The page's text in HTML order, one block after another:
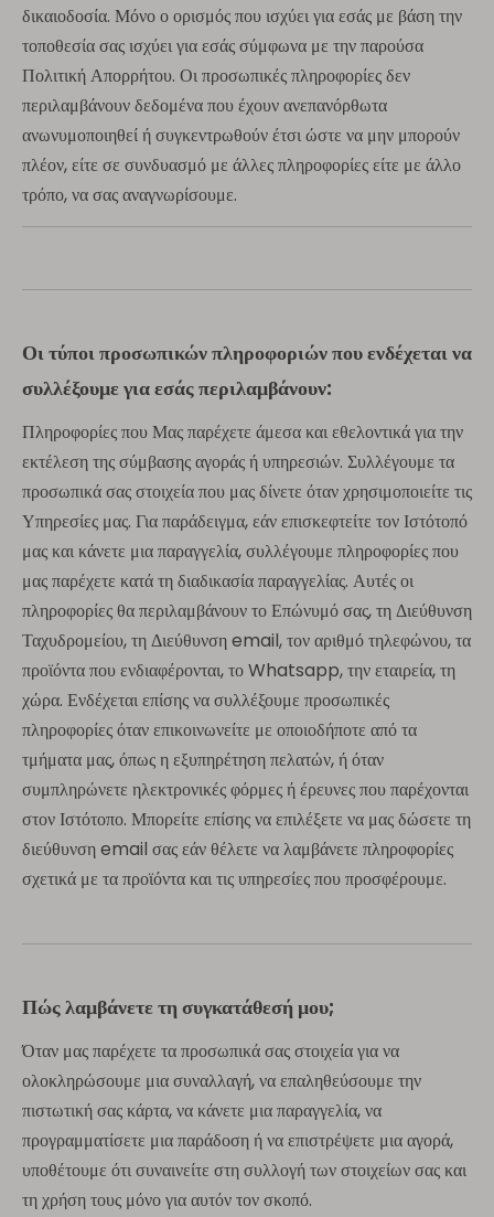
δικαιοδοσία. Μόνο ο ορισμός που ισχύει για εσάς με βάση την
τοποθεσία σας ισχύει για εσάς σύμφωνα με την παρούσα
Πολιτική Απορρήτου. Οι προσωπικές πληροφορίες δεν
περιλαμβάνουν δεδομένα που έχουν ανεπανόρθωτα
ανωνυμοποιηθεί ή συγκεντρωθούν έτσι ώστε να μην μπορούν
πλέον, είτε σε συνδυασμό με άλλες πληροφορίες είτε με άλλο
τρόπο, να σας αναγνωρίσουμε.
Οι τύποι προσωπικών πληροφοριών που ενδέχεται να
συλλέξουμε για εσάς περιλαμβάνουν:
Πληροφορίες που Μας παρέχετε άμεσα και εθελοντικά για την
εκτέλεση της σύμβασης αγοράς ή υπηρεσιών. Συλλέγουμε τα
προσωπικά σας στοιχεία που μας δίνετε όταν χρησιμοποιείτε τις
Υπηρεσίες μας. Για παράδειγμα, εάν επισκεφτείτε τον Ιστότοπό
μας και κάνετε μια παραγγελία, συλλέγουμε πληροφορίες που
μας παρέχετε κατά τη διαδικασία παραγγελίας. Αυτές οι
πληροφορίες θα περιλαμβάνουν το Επώνυμό σας, τη Διεύθυνση
Ταχυδρομείου, τη Διεύθυνση email, τον αριθμό τηλεφώνου, τα
προϊόντα που ενδιαφέρονται, το Whatsapp, την εταιρεία, τη
χώρα. Ενδέχεται επίσης να συλλέξουμε προσωπικές
πληροφορίες όταν επικοινωνείτε με οποιοδήποτε από τα
τμήματα μας, όπως η εξυπηρέτηση πελατών, ή όταν
συμπληρώνετε ηλεκτρονικές φόρμες ή έρευνες που παρέχονται
στον Ιστότοπο. Μπορείτε επίσης να επιλέξετε να μας δώσετε τη
διεύθυνση email σας εάν θέλετε να λαμβάνετε πληροφορίες
σχετικά με τα προϊόντα και τις υπηρεσίες που προσφέρουμε.
Πώς λαμβάνετε τη συγκατάθεσή μου;
Όταν μας παρέχετε τα προσωπικά σας στοιχεία για να
ολοκληρώσουμε μια συναλλαγή, να επαληθεύσουμε την
πιστωτική σας κάρτα, να κάνετε μια παραγγελία, να
προγραμματίσετε μια παράδοση ή να επιστρέψετε μια αγορά,
υποθέτουμε ότι συναινείτε στη συλλογή των στοιχείων σας και
τη χρήση τους μόνο για αυτόν τον σκοπό.